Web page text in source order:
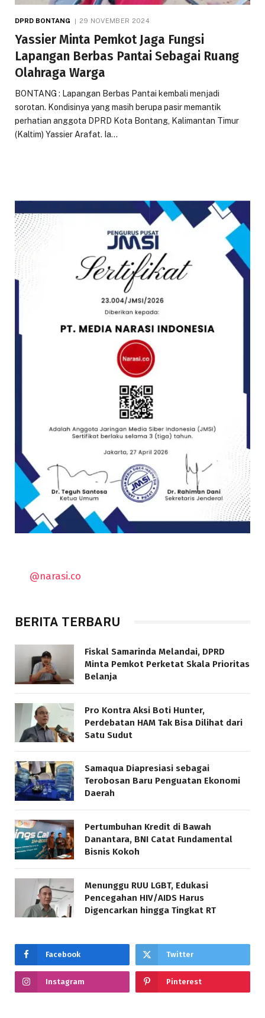
DPRD BONTANG 29 NOVEMBER 2024
Yassier Minta Pemkot Jaga Fungsi
Lapangan Berbas Pantai Sebagai Ruang
Olahraga Warga
BONTANG : Lapangan Berbas Pantai kembali menjadi
sorotan. Kondisinya yang masih berupa pasir memantik
perhatian anggota DPRD Kota Bontang, Kalimantan Timur
(Kaltim) Yassier Arafat. Ia…
@narasi.co
BERITA TERBARU
Fiskal Samarinda Melandai, DPRD
Minta Pemkot Perketat Skala Prioritas
Belanja
Pro Kontra Aksi Boti Hunter,
Perdebatan HAM Tak Bisa Dilihat dari
Satu Sudut
Samaqua Diapresiasi sebagai
Terobosan Baru Penguatan Ekonomi
Daerah
Pertumbuhan Kredit di Bawah
Danantara, BNI Catat Fundamental
Bisnis Kokoh
Menunggu RUU LGBT, Edukasi
Pencegahan HIV/AIDS Harus
Digencarkan hingga Tingkat RT
Facebook Twitter
Instagram Pinterest